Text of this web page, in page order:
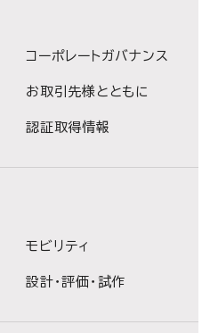
コーポレートガバナンス
お取引先様とともに
認証取得情報
モビリティ
設計・評価・試作